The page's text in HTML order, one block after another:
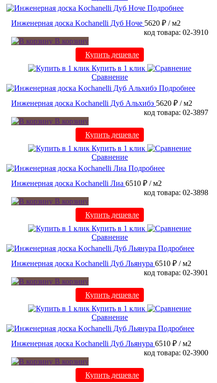
Подробнее
Инженерная доска Kochanelli Дуб Ноче 5620 ₽ / м2
код товара: 02-3910
В корзину
Купить дешевле
Купить в 1 клик
Сравнение
Подробнее
Инженерная доска Kochanelli Дуб Альхибэ 5620 ₽ / м2
код товара: 02-3897
В корзину
Купить дешевле
Купить в 1 клик
Сравнение
Подробнее
Инженерная доска Kochanelli Лиа 6510 ₽ / м2
код товара: 02-3898
В корзину
Купить дешевле
Купить в 1 клик
Сравнение
Подробнее
Инженерная доска Kochanelli Дуб Льянура 6510 ₽ / м2
код товара: 02-3901
В корзину
Купить дешевле
Купить в 1 клик
Сравнение
Подробнее
Инженерная доска Kochanelli Дуб Льянура 6510 ₽ / м2
код товара: 02-3900
В корзину
Купить дешевле